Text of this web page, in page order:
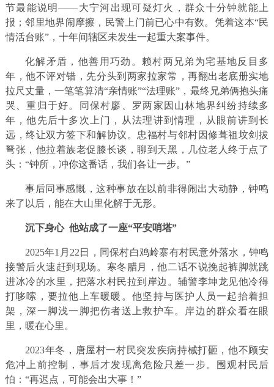
节最能说明——大宁河出现可疑灯火，群众十分钟就能上
报；邻里地界闹摩擦，民警上门前已心中有数。凭着这本“民
情活台账”，十年间辖区未发生一起重大案事件。
化解矛盾，他善用巧劲。赖村两兄弟为宅基地反目多
年，他不评对错，先分头到两家拉家常，再翻出老底册实地
拉尺丈量，一笔笔算清“亲情账”“法理账”，最终兄弟俩抱头痛
哭、重归于好。同保村廖、罗两家因山林地界纠纷持续多
年，他先后十多次上门，从法理讲到情理，从眼前讲到长
远，终让双方签下和解协议。忠福村与邻村因修葺祖坟剑拔
弩张，他拉着族老促膝长谈，聊到天黑，几位老人终于点了
头：“钟所，冲你这番话，我们各让一步。”
事后同事感慨，这种事放在以前非得闹出大动静，钟鸣
来了以后，能在大山里化解于无形。
沉下身心 他站成了一座“平安哨塔”
2025年1月22日，同保村白鸡岭寨有村民意外落水，钟鸣
接警后火速赶到现场。寒冬腊月，他二话不说挽起裤脚就跳
进冰冷的水里，把落水村民拉到岸边。辅警李坤龙见他冷得
打哆嗦，要拉他上车暖暖。他坚持与医护人员一起抬着担
架，深一脚浅一脚把伤者送上救护车。岸边的群众看在眼
里，暖在心里。
2023年冬，唐屋村一村民突发疾病持械打砸，他不顾安
危冲上前控制，事后才发现离危险只差一步。围观村民后
怕：“再迟点，可能会出大事！”